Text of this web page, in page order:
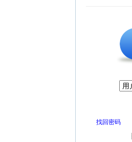
找回密码